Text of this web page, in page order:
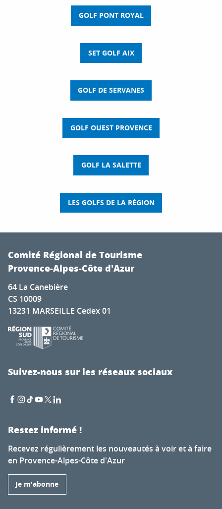
GOLF PONT ROYAL
SET GOLF AIX
GOLF DE SERVANES
GOLF OUEST PROVENCE
GOLF LA SALETTE
LES GOLFS DE LA RÉGION
Comité Régional de Tourisme
Provence-Alpes-Côte d'Azur
64 La Canebière
CS 10009
13231 MARSEILLE Cedex 01
Suivez-nous sur les réseaux sociaux
Restez informé !
Recevez régulièrement les nouveautés à voir et à faire
en Provence-Alpes-Côte d'Azur
Je m'abonne